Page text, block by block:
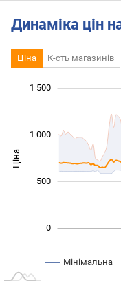
Динаміка цін
Ціна К-сть магазинів
Ціна
0
1 000
1 500
500
Мінімальна